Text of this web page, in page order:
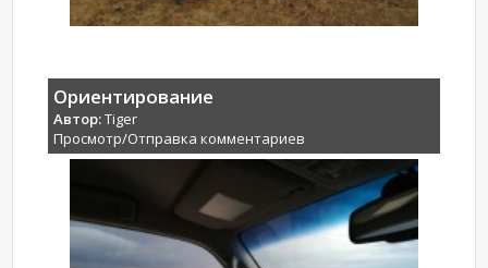
Ориентирование
Автор:Tiger
Просмотр/Отправка комментариев